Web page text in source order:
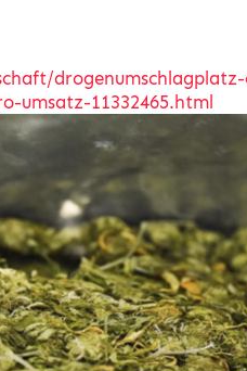
umsatz-11332465.html